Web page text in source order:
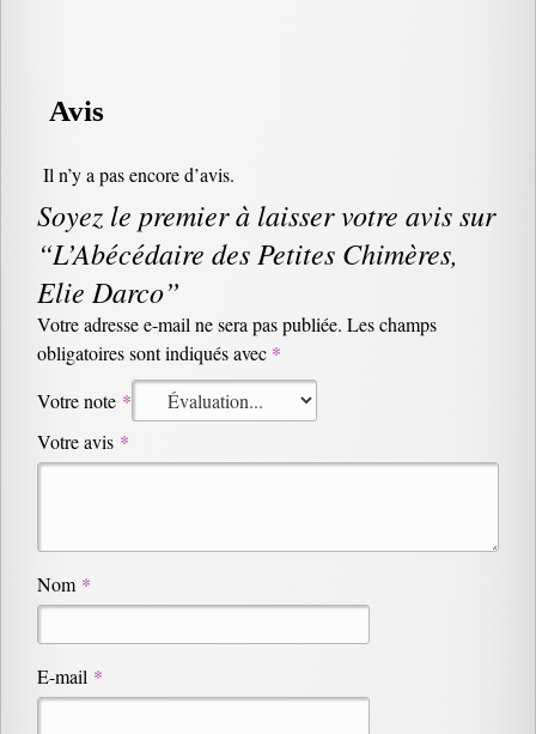
Avis
Il n’y a pas encore d’avis.
Soyez le premier à laisser votre avis sur
“L’Abécédaire des Petites Chimères,
Elie Darco”
Votre adresse e-mail ne sera pas publiée. Les champs
obligatoires sont indiqués avec *
Votre note *
Votre avis *
Nom *
E-mail *